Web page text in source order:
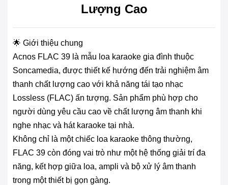
Lượng Cao
🌟 Giới thiệu chung
Acnos FLAC 39 là mẫu loa karaoke gia đình thuộc
Soncamedia, được thiết kế hướng đến trải nghiệm âm
thanh chất lượng cao với khả năng tái tạo nhạc
Lossless (FLAC) ấn tượng. Sản phẩm phù hợp cho
người dùng yêu cầu cao về chất lượng âm thanh khi
nghe nhạc và hát karaoke tại nhà.
Không chỉ là một chiếc loa karaoke thông thường,
FLAC 39 còn đóng vai trò như một hệ thống giải trí đa
năng, kết hợp giữa loa, ampli và bộ xử lý âm thanh
trong một thiết bị gọn gàng.